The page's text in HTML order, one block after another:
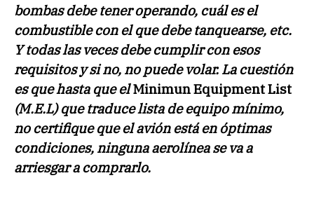
bombas debe tener operando, cuál es el
combustible con el que debe tanquearse, etc.
Y todas las veces debe cumplir con esos
requisitos y si no, no puede volar. La cuestión
es que hasta que elMinimun Equipment List
(M.E.L) que traduce lista de equipo mínimo,
no certifique que el avión está en óptimas
condiciones, ninguna aerolínea se va a
arriesgar a comprarlo.